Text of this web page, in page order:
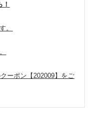
。
ーポン【202009】をご